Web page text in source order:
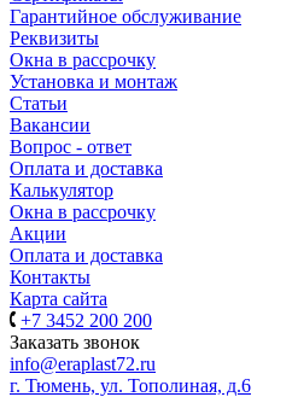
Гарантийное обслуживание
Реквизиты
Окна в рассрочку
Установка и монтаж
Статьи
Вакансии
Вопрос - ответ
Оплата и доставка
Калькулятор
Окна в рассрочку
Акции
Оплата и доставка
Контакты
Карта сайта
+7 3452 200 200
Заказать звонок
info@eraplast72.ru
г. Тюмень, ул. Тополиная, д.6